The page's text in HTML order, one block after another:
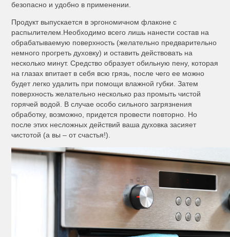
безопасно и удобно в применении.
Продукт выпускается в эргономичном флаконе с
распылителем.Необходимо всего лишь нанести состав на
обрабатываемую поверхность (желательно предварительно
немного прогреть духовку) и оставить действовать на
несколько минут. Средство образует обильную пену, которая
на глазах впитает в себя всю грязь, после чего ее можно
будет легко удалить при помощи влажной губки. Затем
поверхность желательно несколько раз промыть чистой
горячей водой. В случае особо сильного загрязнения
обработку, возможно, придется провести повторно. Но
после этих несложных действий ваша духовка засияет
чистотой (а вы – от счастья!).